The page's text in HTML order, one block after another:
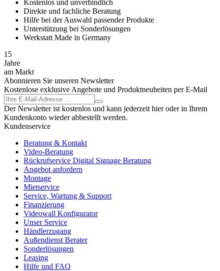
Kostenlos und unverbindlich
Direkte und fachliche Beratung
Hilfe bei der Auswahl passender Produkte
Unterstützung bei Sonderlösungen
Werkstatt Made in Germany
15
Jahre
am Markt
Abonnieren Sie unseren Newsletter
Kostenlose exklusive Angebote und Produktneuheiten per E-Mail
Der Newsletter ist kostenlos und kann jederzeit hier oder in Ihrem
Kundenkonto wieder abbestellt werden.
Kundenservice
Beratung & Kontakt
Video-Beratung
Rückrufservice Digital Signage Beratung
Angebot anfordern
Montage
Mietservice
Service, Wartung & Support
Finanzierung
Videowall Konfigurator
Unser Service
Händlerzugang
Außendienst Berater
Sonderlösungen
Leasing
Hilfe und FAQ